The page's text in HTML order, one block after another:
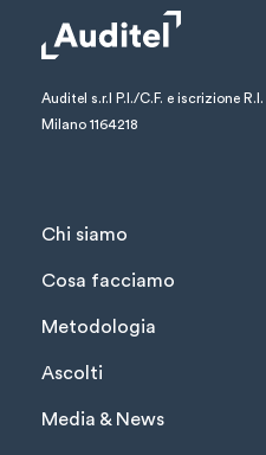
Auditel s.r.l P.I./C.F. e iscrizione
Milano 1164218
Chi siamo
Cosa facciamo
Metodologia
Ascolti
Media & News